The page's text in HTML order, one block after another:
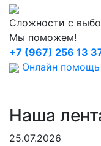
Сложности с
Мы поможем!
+7 (967) 256 13 37
Онлайн помощь
Наша лента
25.07.2026